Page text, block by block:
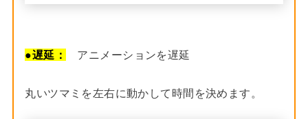
●遅延： アニメーションを遅延
丸いツマミを左右に動かして時間を決めます。